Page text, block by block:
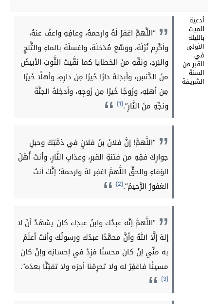
أدعية
للميت
بالليلة
الأولى
في
القبر من
السنة
الشريفة
“اللَّهمَّ اغفرْ لَهُ وارحمهُ، وعافِهِ واعفُ عنهُ،
وأكْرِم نُزَلَهُ، ووسِّع مُدَخلَهُ، واغسلْهُ بالماءِ والثَّلجِ
والبَردِ، ونقِّهِ منَ الخطايا كما نقَّيتَ الثَّوبَ الأبيضَ
منَ الدَّنسِ، وأبدِلهُ دارًا خَيرًا مِن دارِهِ، وأهلًا خَيرًا
مِن أهلِهِ، وزَوجًا خَيرًا مِن زَوجِهِ، وأدخِلهُ الجنَّةَ
ونجِّهِ منَ النَّارِ”.[1]
“اللَّهمَّ! إنَّ فلانَ بنَ فلانٍ في ذمَّتِكَ وحبلِ
جوارِكَ فقِهِ من فتنةِ القبرِ، وعذابِ النَّارِ، وأنتَ أَهْلُ
الوَفاءِ والحقِّ اللَّهمَّ اغفِر لهُ وارحمهُ؛ إنَّكَ أنتَ
الغفورُ الرَّحيمُ”.[2]
“اللَّهمَّ إنّه عبدُك وابنُ عبدِك كان يشهَدُ أنْ لا
إلهَ إلَّا اللهُ وأنَّ محمَّدًا عبدُك ورسولُك وأنتَ أعلَمُ
به منِّي إنْ كان محسنًا فزِدْ في إحسانِه وإنْ كان
مسيئًا فاغفِرْ له ولا تحرِمْنا أجرَه ولا تفتِنَّا بعدَه”.
[3]